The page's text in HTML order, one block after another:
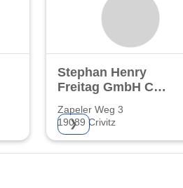
Stephan Henry
Freitag GmbH Co
Bauhandwerksbetrieb
Zapeler Weg 3
19089 Crivitz
❯